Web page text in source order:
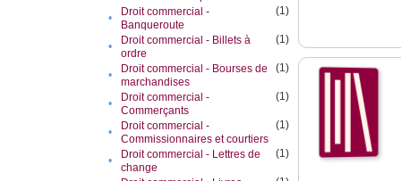
•
Droit commercial -
Banqueroute
(1)
•
Droit commercial - Billets à
ordre
(1)
•
Droit commercial - Bourses de
marchandises
(1)
•
Droit commercial -
Commerçants
(1)
•
Droit commercial -
Commissionnaires et courtiers
(1)
•
Droit commercial - Lettres de
change
(1)